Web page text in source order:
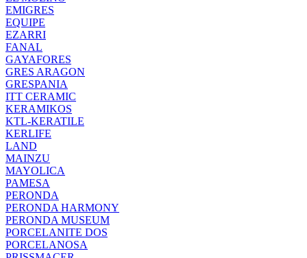
EMIGRES
EQUIPE
EZARRI
FANAL
GAYAFORES
GRES ARAGON
GRESPANIA
ITT CERAMIC
KERAMIKOS
KTL-KERATILE
KERLIFE
LAND
MAINZU
MAYOLICA
PAMESA
PERONDA
PERONDA HARMONY
PERONDA MUSEUM
PORCELANITE DOS
PORCELANOSA